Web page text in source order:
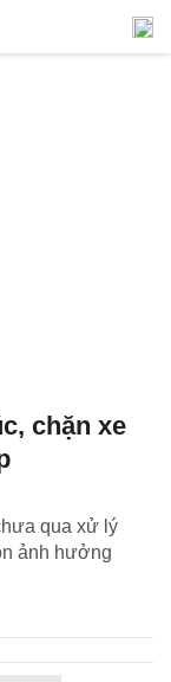
chặn xe
qua xử lý
ảnh hưởng